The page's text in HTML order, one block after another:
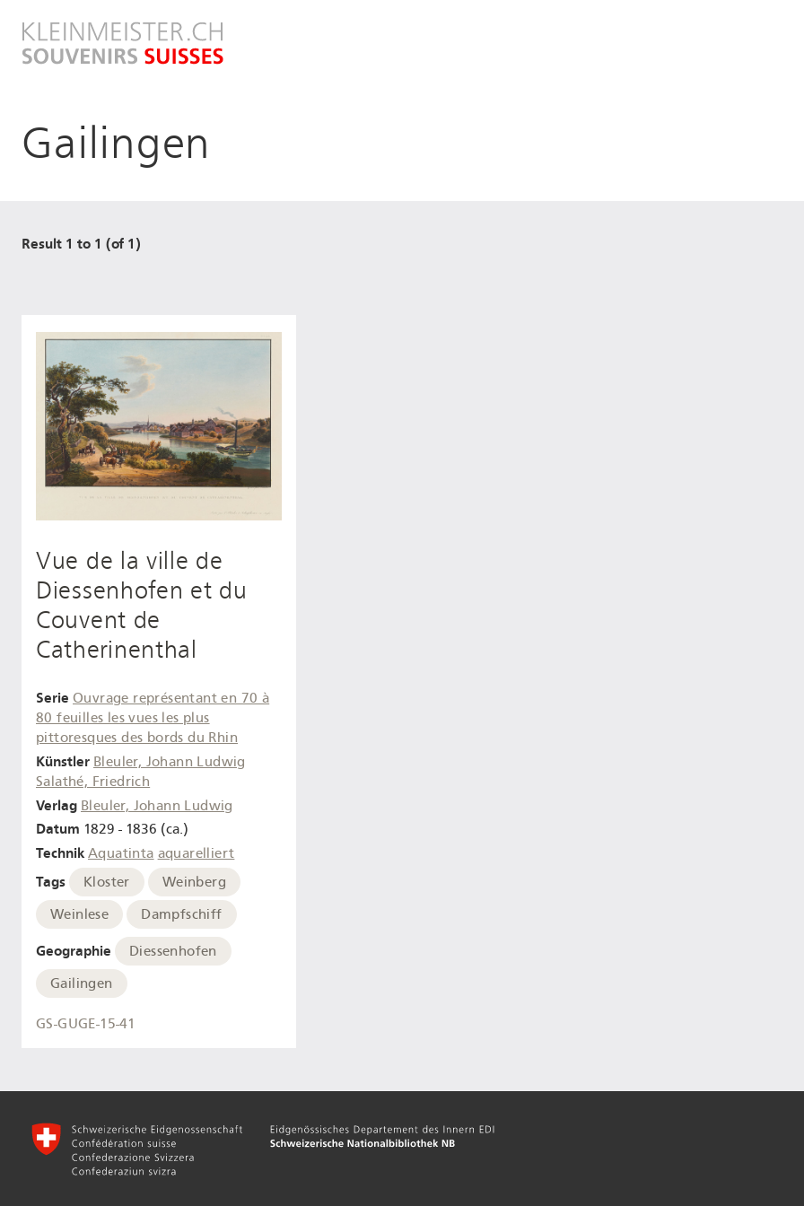
zum
Inhalt
Gailingen
Result 1 to 1 (of 1)
Vue de la ville de
Diessenhofen et du
Couvent de
Catherinenthal
Serie Ouvrage représentant en 70 à
80 feuilles les vues les plus
pittoresques des bords du Rhin
Künstler Bleuler, Johann Ludwig
Salathé, Friedrich
Verlag Bleuler, Johann Ludwig
Datum 1829 - 1836 (ca.)
Technik Aquatinta aquarelliert
Tags Kloster
Weinberg
Weinlese
Dampfschiff
Geographie
Diessenhofen
Gailingen
GS-GUGE-15-41